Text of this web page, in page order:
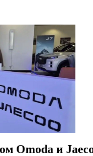
Omoda и